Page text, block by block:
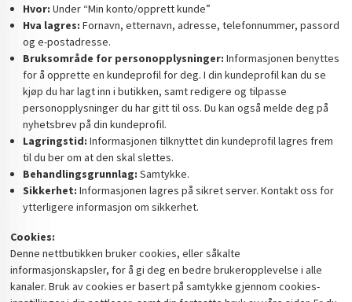
Hvor: Under “Min konto/opprett kunde”
Hva lagres: Fornavn, etternavn, adresse, telefonnummer, passord
og e-postadresse.
Bruksområde for personopplysninger: Informasjonen benyttes
for å opprette en kundeprofil for deg. I din kundeprofil kan du se
kjøp du har lagt inn i butikken, samt redigere og tilpasse
personopplysninger du har gitt til oss. Du kan også melde deg på
nyhetsbrev på din kundeprofil.
Lagringstid: Informasjonen tilknyttet din kundeprofil lagres frem
til du ber om at den skal slettes.
Behandlingsgrunnlag: Samtykke.
Sikkerhet: Informasjonen lagres på sikret server. Kontakt oss for
ytterligere informasjon om sikkerhet.
Cookies:
Denne nettbutikken bruker cookies, eller såkalte
informasjonskapsler, for å gi deg en bedre brukeropplevelse i alle
kanaler. Bruk av cookies er basert på samtykke gjennom cookies-